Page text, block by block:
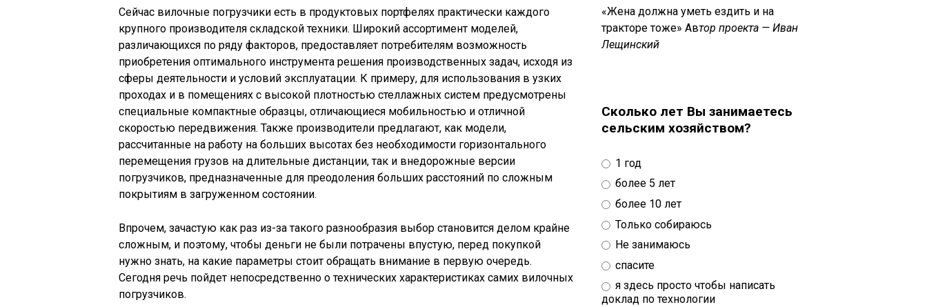
Сейчас вилочные погрузчики есть в продуктовых портфелях практически каждого
крупного производителя складской техники. Широкий ассортимент моделей,
различающихся по ряду факторов, предоставляет потребителям возможность
приобретения оптимального инструмента решения производственных задач, исходя из
сферы деятельности и условий эксплуатации. К примеру, для использования в узких
проходах и в помещениях с высокой плотностью стеллажных систем предусмотрены
специальные компактные образцы, отличающиеся мобильностью и отличной
скоростью передвижения. Также производители предлагают, как модели,
рассчитанные на работу на больших высотах без необходимости горизонтального
перемещения грузов на длительные дистанции, так и внедорожные версии
погрузчиков, предназначенные для преодоления больших расстояний по сложным
покрытиям в загруженном состоянии.
Впрочем, зачастую как раз из-за такого разнообразия выбор становится делом крайне
сложным, и поэтому, чтобы деньги не были потрачены впустую, перед покупкой
нужно знать, на какие параметры стоит обращать внимание в первую очередь.
Сегодня речь пойдет непосредственно о технических характеристиках самих вилочных
погрузчиков.
«Жена должна уметь ездить и на
тракторе тоже» Автор проекта — Иван
Лещинский
Сколько лет Вы занимаетесь
сельским хозяйством?
1 год
более 5 лет
более 10 лет
Только собираюсь
Не занимаюсь
спасите
я здесь просто чтобы написать
доклад по технологии